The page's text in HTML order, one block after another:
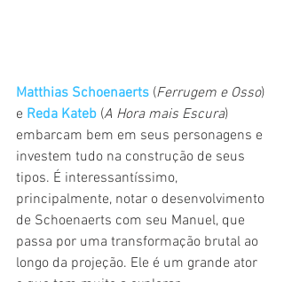
Matthias Schoenaerts (Ferrugem e Osso)
e Reda Kateb (A Hora mais Escura)
embarcam bem em seus personagens e
investem tudo na construção de seus
tipos. É interessantíssimo,
principalmente, notar o desenvolvimento
de Schoenaerts com seu Manuel, que
passa por uma transformação brutal ao
longo da projeção. Ele é um grande ator